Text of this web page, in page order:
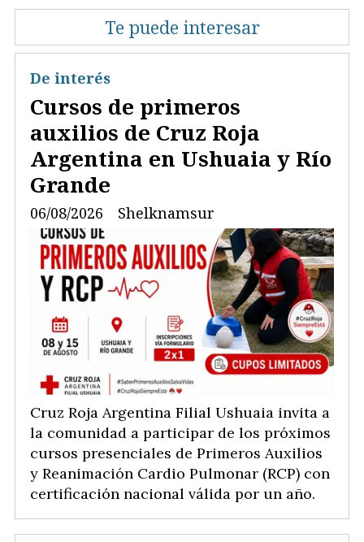
Te puede interesar
Cursos de primeros
auxilios de Cruz Roja
Argentina en Ushuaia y Río
Grande
Shelknamsur
De interés
06/08/2026
Cruz Roja Argentina Filial Ushuaia invita a
la comunidad a participar de los próximos
cursos presenciales de Primeros Auxilios
y Reanimación Cardio Pulmonar (RCP) con
certificación nacional válida por un año.